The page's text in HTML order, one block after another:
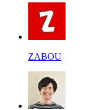
ZABOU